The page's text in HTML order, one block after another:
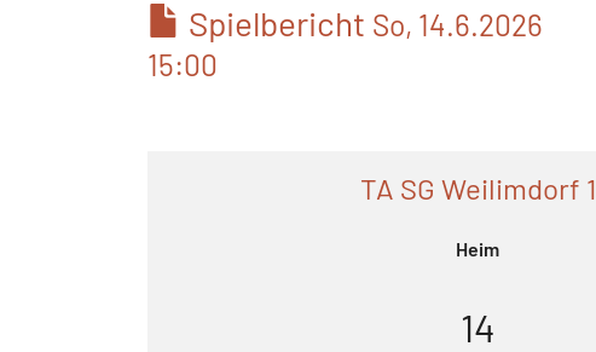
Spielbericht So, 14.6.2026
15:00
TA SG Weilimdorf 1
Heim
14